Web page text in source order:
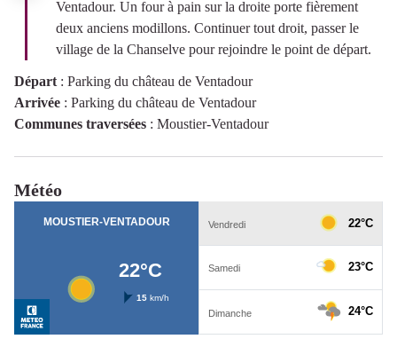
Ventadour. Un four à pain sur la droite porte fièrement
deux anciens modillons. Continuer tout droit, passer le
village de la Chanselve pour rejoindre le point de départ.
Départ : Parking du château de Ventadour
Arrivée : Parking du château de Ventadour
Communes traversées : Moustier-Ventadour
Météo